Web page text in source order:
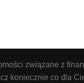
związane z
koniecznie co dla